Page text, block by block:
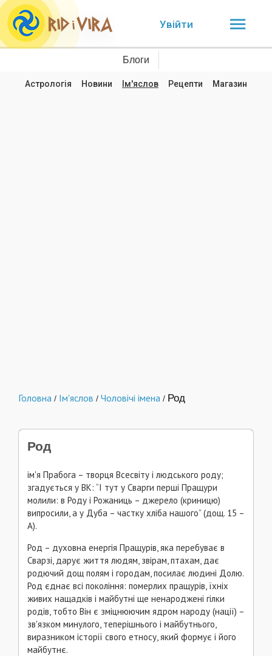
Увійти
Блоги
Астрологія Новини Ім'яслов Рецепти Магазин
Головна / Ім'яслов / Чоловічі імена / Род
Род
ім'я Прабога – творця Всесвіту і людського роду;
згадується у ВК: “І тут у Сварги перші Пращури
молили: в Роду і Рожаниць – джерело (криницю)
випросили, а у Дуба – частку хліба нашого” (дощ. 15 –
А).
Род – духовна енергія Пращурів, яка перебуває в
Сварзі, дарує життя людям, звірам, птахам, дає
родючий дощ полям і городам, посилає людині Долю.
Род єднає всі покоління: померлих пращурів, їхніх
живих нащадків і майбутні ще ненароджені гілки
родів, тобто Він є зміцнюючим ядром народу (нації) –
зв'язком минулого, теперішнього і майбутнього,
виразником історії свого етносу, який формує і його
майбутнє.